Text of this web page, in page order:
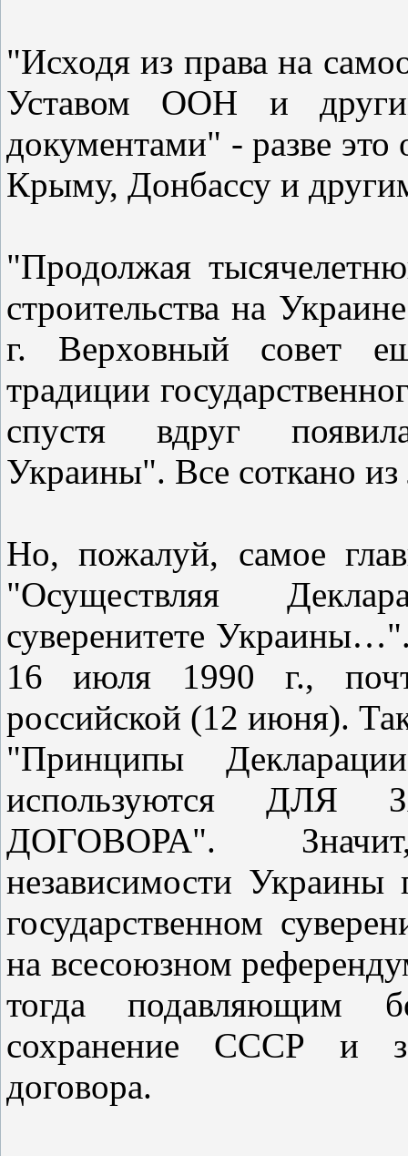
"Исходя из права на
Уставом ООН и
документами" - разве это
Крыму, Донбассу и
"Продолжая
строительства на
г. Верховный совет
традиции
спустя вдруг
Украины". Все соткано
Но, пожалуй, самое
"Осуществляя
суверенитете
16 июля 1990 г.,
российской (12 июня).
"Принципы
используются
ДОГОВОРА".
независимости
государственном
на всесоюзном
тогда подавляющим
сохранение СССР и
договора.